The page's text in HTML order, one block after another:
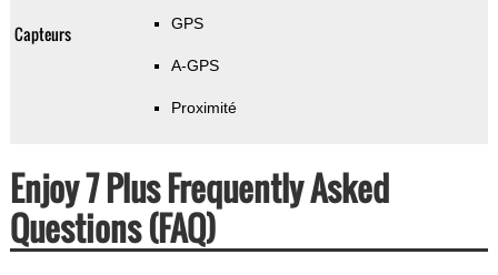
Capteurs GPS
A-GPS
Proximité
Enjoy 7 Plus Frequently Asked
Questions (FAQ)